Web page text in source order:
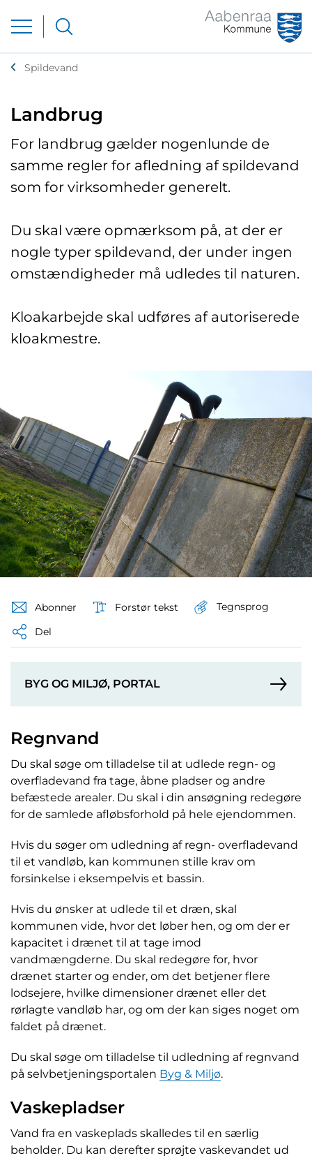
Spildevand
Landbrug
For landbrug gælder nogenlunde de
samme regler for afledning af spildevand
som for virksomheder generelt.
Du skal være opmærksom på, at der er
nogle typer spildevand, der under ingen
omstændigheder må udledes til naturen.
Kloakarbejde skal udføres af autoriserede
kloakmestre.
Abonner Forstør tekst
Tegnsprog
Del
BYG OG MILJØ, PORTAL
Regnvand
Du skal søge om tilladelse til at udlede regn- og
overfladevand fra tage, åbne pladser og andre
befæstede arealer. Du skal i din ansøgning redegøre
for de samlede afløbsforhold på hele ejendommen.
Hvis du søger om udledning af regn- overfladevand
til et vandløb, kan kommunen stille krav om
forsinkelse i eksempelvis et bassin.
Hvis du ønsker at udlede til et dræn, skal
kommunen vide, hvor det løber hen, og om der er
kapacitet i drænet til at tage imod
vandmængderne. Du skal redegøre for, hvor
drænet starter og ender, om det betjener flere
lodsejere, hvilke dimensioner drænet eller det
rørlagte vandløb har, og om der kan siges noget om
faldet på drænet.
Du skal søge om tilladelse til udledning af regnvand
på selvbetjeningsportalen Byg & Miljø.
Vaskepladser
Vand fra en vaskeplads skalledes til en særlig
beholder. Du kan derefter sprøjte vaskevandet ud